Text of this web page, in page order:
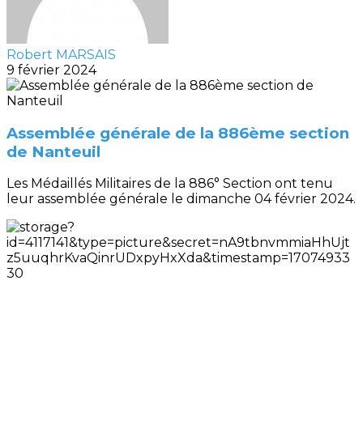
Robert MARSAIS
9 février 2024
Assemblée générale de la 886ème section
de Nanteuil
Les Médaillés Militaires de la 886° Section ont tenu
leur assemblée générale le dimanche 04 février 2024.